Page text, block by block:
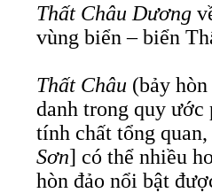
Thất Châu Dương
vùng biển – biển
Thất Châu (bảy
danh trong quy ước
tính chất tổng
Sơn] có thể nhiều
hòn đảo nổi bật